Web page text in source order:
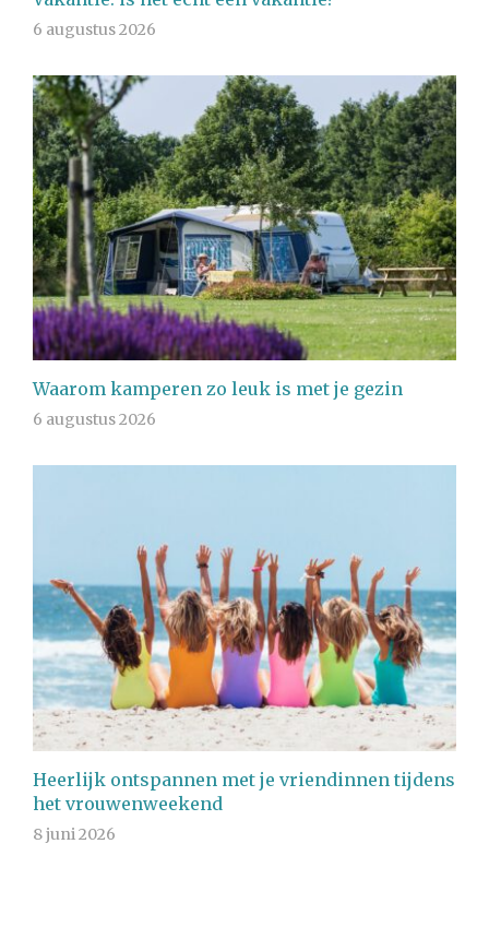
6 augustus 2026
Waarom kamperen zo leuk is met je gezin
6 augustus 2026
Heerlijk ontspannen met je vriendinnen tijdens
het vrouwenweekend
8 juni 2026